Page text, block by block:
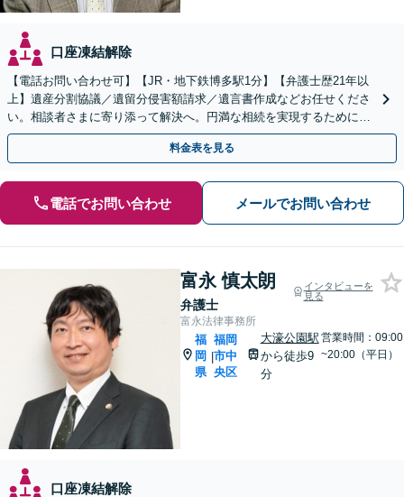
口座凍結解除
【電話お問い合わせ可】【JR・地下鉄博多駅1分】【弁護士歴21年以
上】遺産分割協議／遺留分侵害額請求／遺言書作成などお任せくださ
い。相談者さまに寄り添って解決へ。円満な相続を実現するために
も、経験豊富な弁護士にお任せください
料金表を見る
電話でお問い合わせ メールでお問い合わせ
富永 慎太朗
弁護士
インタビューを
見る
富永法律事務所
福
岡
県
|
福岡
市中
央区
大濠公園駅
から徒歩9
分
営業時間：09:00
~20:00（平日）
口座凍結解除